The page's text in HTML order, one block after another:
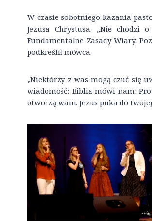
W czasie sobotniego kazania
Jezusa Chrystusa. „Nie
Fundamentalne Zasady Wiary.
podkreślił mówca.
„Niektórzy z was mogą czuć się
wiadomość: Biblia mówi nam:
otworzą wam. Jezus puka do